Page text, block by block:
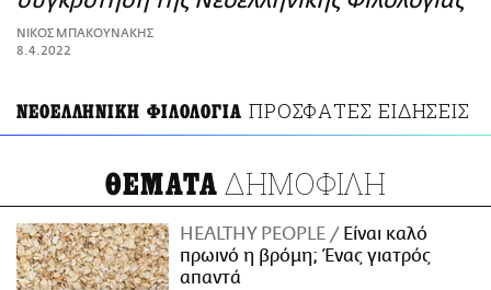
ΑΜΠΑ
PRINT
ΝΙΚΟΣ ΜΠΑΚΟΥΝΑΚΗΣ
8.4.2022
ΝΕΟΕΛΛΗΝΙΚΗ ΦΙΛΟΛΟΓΙΑ ΠΡΟΣΦΑΤΕΣ ΕΙΔΗΣΕΙΣ
ΘΕΜΑΤΑ ΔΗΜΟΦΙΛΗ
HEALTHY PEOPLE
Είναι καλό
πρωινό η βρόμη; Ένας γιατρός
απαντά